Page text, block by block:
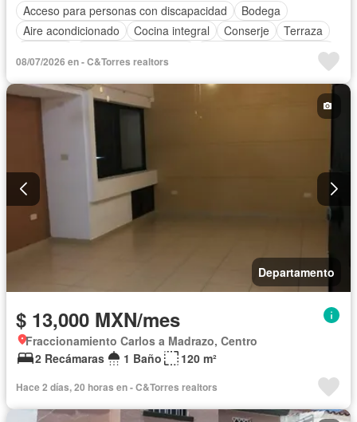
Acceso para personas con discapacidad
Bodega
Aire acondicionado
Cocina integral Conserje
Terraza
Parcialmente amueblado
08/07/2026 en - C&Torres realtors
Departamento
$ 13,000 MXN/mes
Fraccionamiento Carlos a Madrazo, Centro
2 Recámaras
1 Baño 120 m²
Hace 2 días, 20 horas en - C&Torres realtors